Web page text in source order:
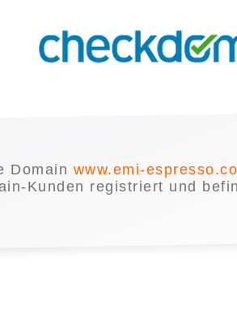
Domain www.emi-
Kunden registriert und